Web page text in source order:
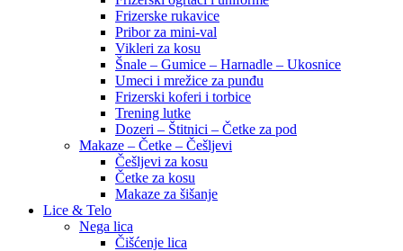
Frizerske rukavice
Pribor za mini-val
Vikleri za kosu
Šnale – Gumice – Harnadle – Ukosnice
Umeci i mrežice za punđu
Frizerski koferi i torbice
Trening lutke
Dozeri – Štitnici – Četke za pod
Makaze – Četke – Češljevi
Češljevi za kosu
Četke za kosu
Makaze za šišanje
Lice & Telo
Nega lica
Čišćenje lica